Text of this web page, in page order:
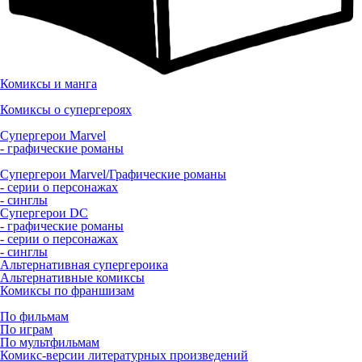
Комиксы и манга
Комиксы о супергероях
Супергерои Marvel
- графические романы
Супергерои Marvel/Графические романы
- серии о персонажах
- синглы
Супергерои DC
- графические романы
- серии о персонажах
- синглы
Альтернативная супергероика
Альтернативные комиксы
Комиксы по франшизам
По фильмам
По играм
По мультфильмам
Комикс-версии литературных произведений